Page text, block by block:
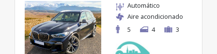
Automático
Aire acondicionado
5
4 3